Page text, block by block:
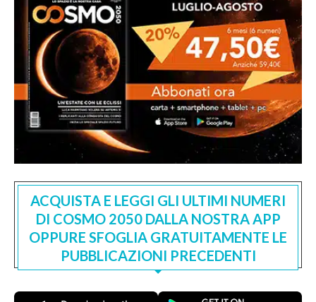
ACQUISTA E LEGGI GLI ULTIMI NUMERI
DI COSMO 2050 DALLA NOSTRA APP
OPPURE SFOGLIA GRATUITAMENTE LE
PUBBLICAZIONI PRECEDENTI